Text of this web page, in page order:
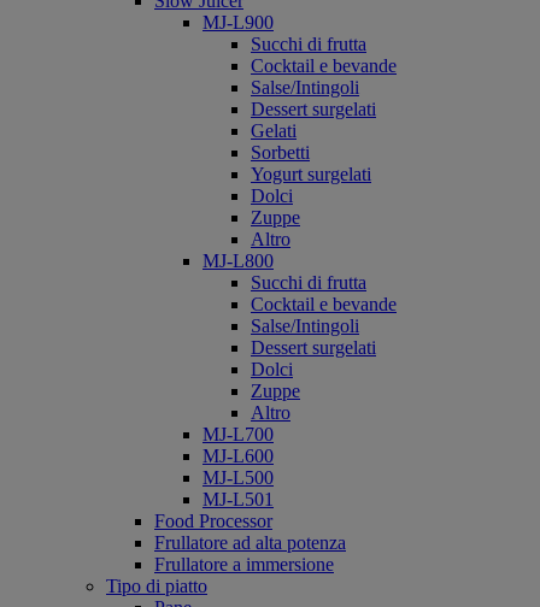
MJ-L900
Succhi di frutta
Cocktail e bevande
Salse/Intingoli
Dessert surgelati
Gelati
Sorbetti
Yogurt surgelati
Dolci
Zuppe
Altro
MJ-L800
Succhi di frutta
Cocktail e bevande
Salse/Intingoli
Dessert surgelati
Dolci
Zuppe
Altro
MJ-L700
MJ-L600
MJ-L500
MJ-L501
Food Processor
Frullatore ad alta potenza
Frullatore a immersione
Tipo di piatto